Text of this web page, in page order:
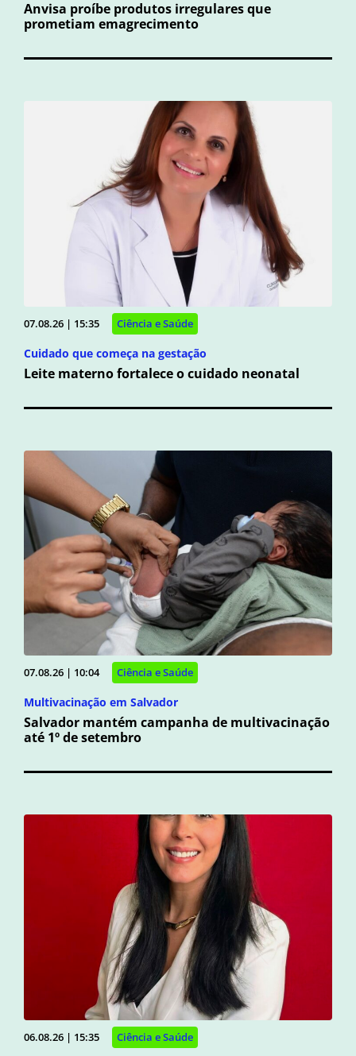
Anvisa proíbe produtos irregulares que
prometiam emagrecimento
07.08.26 | 15:35 Ciência e Saúde
Cuidado que começa na gestação
Leite materno fortalece o cuidado neonatal
07.08.26 | 10:04 Ciência e Saúde
Multivacinação em Salvador
Salvador mantém campanha de multivacinação
até 1º de setembro
06.08.26 | 15:35 Ciência e Saúde